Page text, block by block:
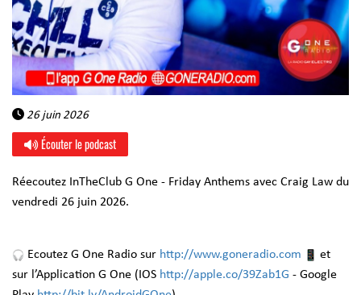
26 juin 2026
Écouter le podcast
Réecoutez InTheClub G One - Friday Anthems avec Craig Law du
vendredi 26 juin 2026.
Ecoutez G One Radio sur http://www.goneradio.com
et
sur l’Application G One (IOS http://apple.co/39Zab1G - Google